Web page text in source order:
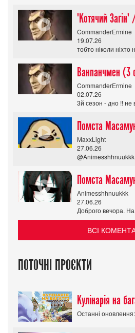
CommanderErmine
19.07.26
тобто ніколи
Ванпанчмен (3
CommanderErmine
02.07.26
3й сезон - дно !! не
MaxxLight
27.06.26
Animesshhnuukkk
27.06.26
Доброго вечора. На
ВСІ
ПОТОЧНІ ПРОЄКТИ
Останні